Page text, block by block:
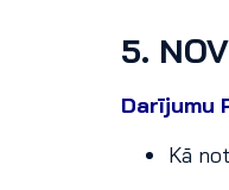
5.
Darījumu
Kā